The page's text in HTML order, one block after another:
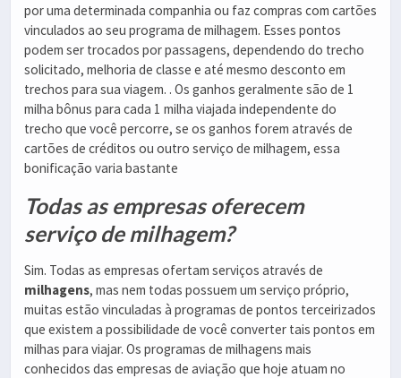
por uma determinada companhia ou faz compras com cartões
vinculados ao seu programa de milhagem. Esses pontos
podem ser trocados por passagens, dependendo do trecho
solicitado, melhoria de classe e até mesmo desconto em
trechos para sua viagem. . Os ganhos geralmente são de 1
milha bônus para cada 1 milha viajada independente do
trecho que você percorre, se os ganhos forem através de
cartões de créditos ou outro serviço de milhagem, essa
bonificação varia bastante
Todas as empresas oferecem
serviço de milhagem?
Sim. Todas as empresas ofertam serviços através de
milhagens, mas nem todas possuem um serviço próprio,
muitas estão vinculadas à programas de pontos terceirizados
que existem a possibilidade de você converter tais pontos em
milhas para viajar. Os programas de milhagens mais
conhecidos das empresas de aviação que hoje atuam no